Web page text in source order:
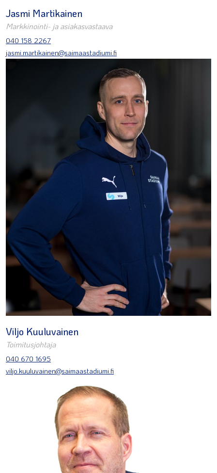
Jasmi Martikainen
Markkinointi- ja asiakasvastaava
040 158 2267
jasmi.martikainen@saimaastadiumi.fi
Viljo Kuuluvainen
Toimitusjohtaja
040 670 1695
viljo.kuuluvainen@saimaastadiumi.fi